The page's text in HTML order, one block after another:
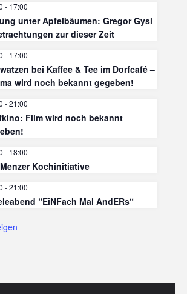
- 17:00
unter Apfelbäumen: Gregor Gysi
zur dieser Zeit
- 17:00
bei Kaffee & Tee im Dorfcafé –
wird noch bekannt gegeben!
-21:00
Film wird noch bekannt
- 18:00
Kochinitiative
-21:00
“EiNFach Mal AndERs“